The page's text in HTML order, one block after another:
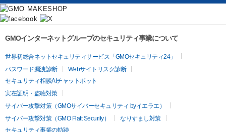
GMOインターネットグループのセキュリティ事業について
世界初総合ネットセキュリティサービス「GMOセキュリティ24」
パスワード漏洩診断
Webサイトリスク診断
セキュリティ相談AIチャットボット
実在証明・盗聴対策
サイバー攻撃対策（GMOサイバーセキュリティ byイエラエ）
サイバー攻撃対策（GMO Flatt Security）
なりすまし対策
セキュリティ事業の軌跡